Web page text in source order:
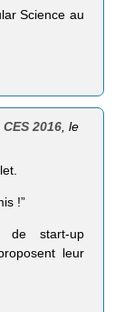
Science au
2016 , le
!”
de start-up
leur